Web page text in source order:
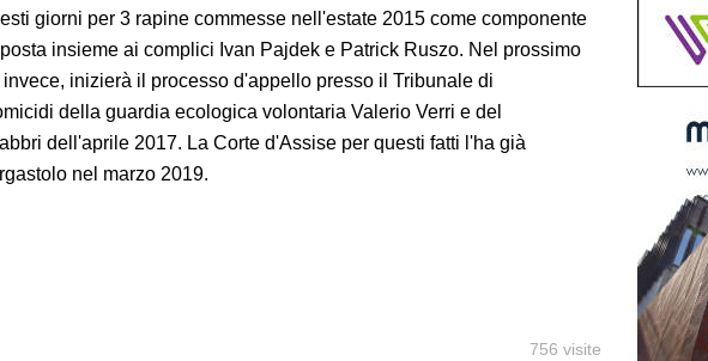
giorni per 3 rapine commesse nell'estate 2015 come componente
insieme ai complici Ivan Pajdek e Patrick Ruszo. Nel prossimo
inizierà il processo d'appello presso il Tribunale di
della guardia ecologica volontaria Valerio Verri e del
dell'aprile 2017. La Corte d'Assise per questi fatti l'ha già
nel marzo 2019.
756 visite